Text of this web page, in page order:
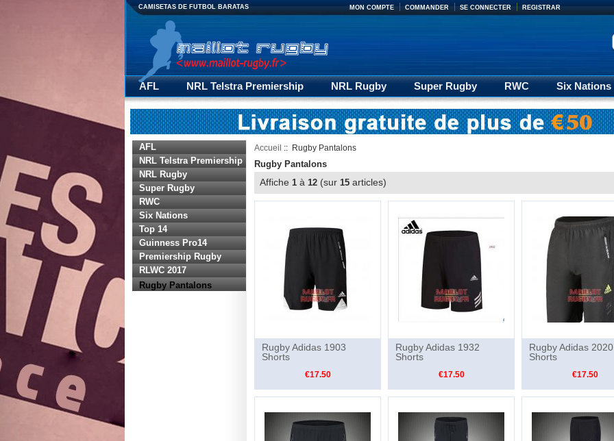
CAMISETAS DE FUTBOL BARATAS MON COMPTE COMMANDER SE CONNECTER REGISTRAR
AFL NRL Telstra Premiership NRL Rugby Super Rugby RWC Six Nations
Premiership Rugby
RLWC 2017 Rugby Pantalons
AFL
NRL Telstra Premiership
NRL Rugby
Super Rugby
RWC
Six Nations
Top 14
Guinness Pro14
Premiership Rugby
RLWC 2017
Rugby Pantalons
Accueil :: Rugby Pantalons
Rugby Pantalons
Affiche 1 à 12 (sur 15 articles)
Rugby Adidas 1903
Shorts
€17.50
Rugby Adidas 1932
Shorts
€17.50
Rugby Adidas 2020
Shorts
€17.50